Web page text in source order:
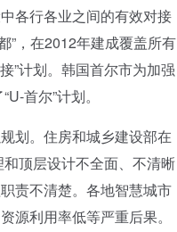
各行各业之间的有效对接
”，在2012年建成覆盖所有
”计划。韩国首尔市为加强
首尔”计划。
划。住房和城乡建设部在
顶层设计不全面、不清晰
责不清楚。各地智慧城市
源利用率低等严重后果。